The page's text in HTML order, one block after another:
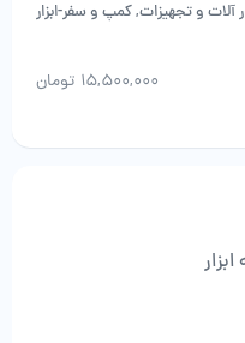
آلات و تجهیزات,کمپ و سفر-ابزار
۱۵,۵۰۰,۰۰۰ تومان